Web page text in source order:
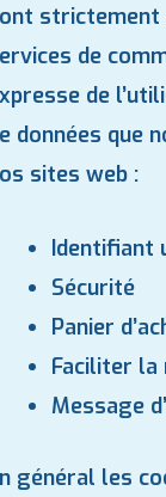
strictement
de
de
données que
sites web :
Identifiant
Sécurité
Panier
Faciliter la
Message
général les